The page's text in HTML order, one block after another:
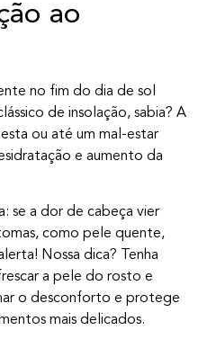
ao
no fim do dia de sol
de insolação, sabia? A
ou até um mal-estar
e aumento da
se a dor de cabeça vier
como pele quente,
Nossa dica? Tenha
a pele do rosto e
o desconforto e protege
mais delicados.